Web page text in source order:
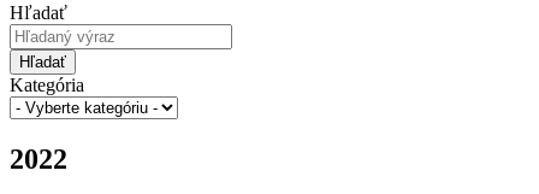
Hľadať
Hľadať
Kategória
2022